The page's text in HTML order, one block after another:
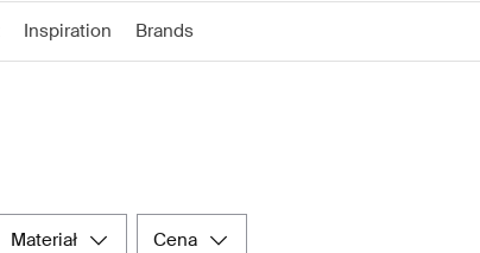
Inspiration Brands
materiał cena